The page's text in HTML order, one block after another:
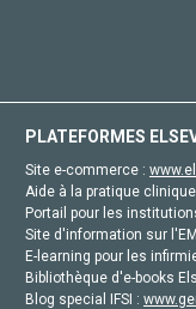
PLATEFORMES
Site e-commerce :
Aide à la pratique
Portail pour les
Site d'information sur
E-learning pour les
Bibliothèque d'e-books
Blog special IFSI :